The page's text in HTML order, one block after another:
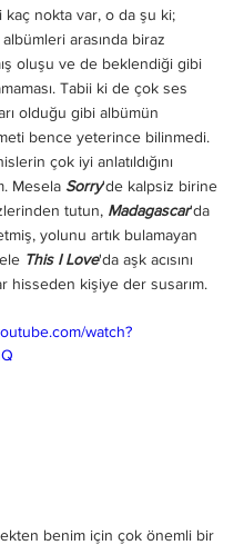
kaç nokta var, o da şu ki;
arasında biraz
oluşu ve de beklendiği gibi
Tabii ki de çok ses
olduğu gibi albümün
bence yeterince bilinmedi.
çok iyi anlatıldığını
Mesela Sorry'de kalpsiz birine
tutun, Madagascar'da
yolunu artık bulamayan
This I Love'da aşk acısını
hisseden kişiye der susarım.
watch?
benim için çok önemli bir